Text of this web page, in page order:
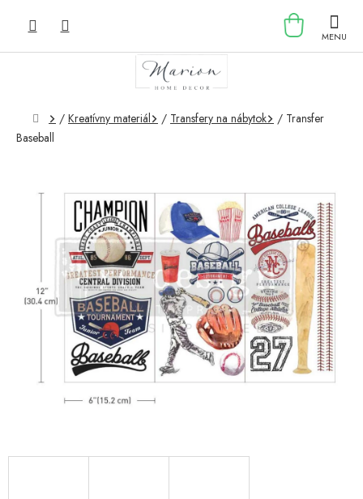
KOŠÍK
Domov
/ Kreatívny materiál / Transfery na nábytok / Transfer
Baseball